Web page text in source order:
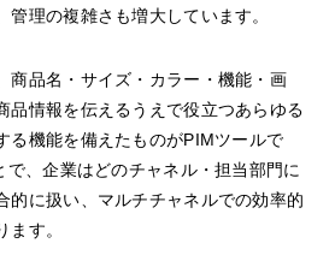
管理の複雑さも増大しています。
商品名・サイズ・カラー・機能・画
品情報を伝えるうえで役立つあらゆる
る機能を備えたものがPIMツールで
、企業はどのチャネル・担当部門に
的に扱い、マルチチャネルでの効率的
ます。